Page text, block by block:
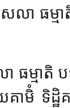
ធម្មា
មាតិ ប
ាមិំ ទិដ្